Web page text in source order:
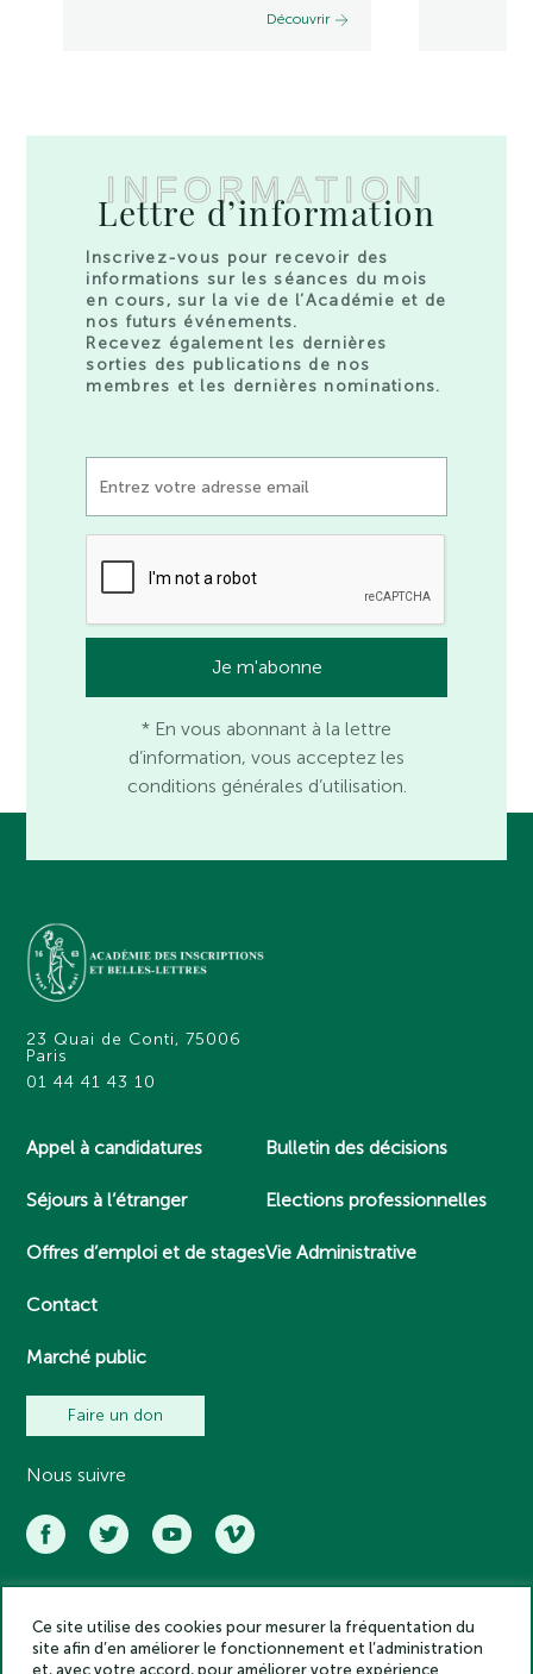
Découvrir
INFORMATION
Lettre d’information
Inscrivez-vous pour recevoir des
informations sur les séances du mois
en cours, sur la vie de l’Académie et de
nos futurs événements.
Recevez également les dernières
sorties des publications de nos
membres et les dernières nominations.
* En vous abonnant à la lettre
d’information, vous acceptez les
conditions générales d’utilisation.
23 Quai de Conti, 75006
Paris
01 44 41 43 10
Appel à candidatures
Séjours à l’étranger
Offres d’emploi et de stages
Contact
Marché public
Bulletin des décisions
Elections professionnelles
Vie Administrative
Faire un don
Nous suivre
Académie des inscriptions et belles lettres – Tous droits réservés
2025
Ce site utilise des cookies pour mesurer la fréquentation du
site afin d’en améliorer le fonctionnement et l’administration
et, avec votre accord, pour améliorer votre expérience